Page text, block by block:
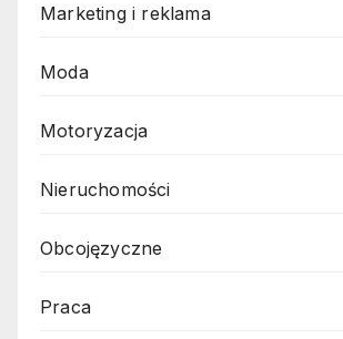
Marketing i reklama
Moda
Motoryzacja
Nieruchomości
Obcojęzyczne
Praca